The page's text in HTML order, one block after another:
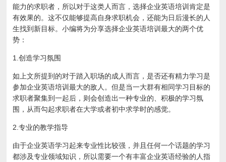
能力的求职者，所以对于这类人而言，选择企业英语培训肯定是
有效果的。这不仅能够提高自身求职机会，还能为日后漫长的人
生找到新目标。小编将为分享选择企业英语培训最大的两个优
势：
1.创造学习氛围
如上文所提到的对于踏入职场的成人而言，是否还有精力学习是
参加企业英语培训最大的敌人。但是当一大群有相同学习目标的
求职者聚集到一起后，则会创造出一种专业的、积极的学习氛
围，从而勾起求职者在大学或者初中求学时的感觉。
2.专业的教学指导
由于企业英语学习起来专业性比较强，并且任何一个话题的学习
都涉及专业领域知识，所以需要一个有丰富企业英语经验的人指